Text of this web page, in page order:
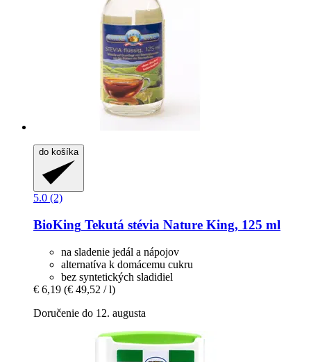
do košíka
5.0 (2)
BioKing Tekutá stévia Nature King, 125 ml
na sladenie jedál a nápojov
alternatíva k domácemu cukru
bez syntetických sladidiel
€ 6,19 (€ 49,52 / l)
Doručenie do 12. augusta